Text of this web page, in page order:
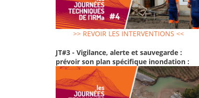
>> REVOIR LES INTERVENTIONS <<
JT#3 - Vigilance, alerte et sauvegarde :
prévoir son plan spécifique inondation :